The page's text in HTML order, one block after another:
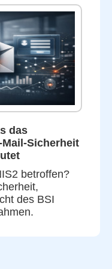
das
Sicherheit
betroffen?
des BSI